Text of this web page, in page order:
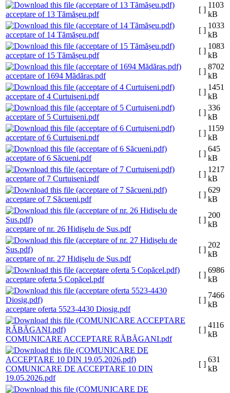
acceptare of 13 Tămășeu.pdf
[ ]
1103
kB
acceptare of 14 Tămășeu.pdf
[ ]
1033
kB
acceptare of 15 Tămășeu.pdf
[ ]
1083
kB
acceptare of 1694 Mădăras.pdf
[ ]
8702
kB
acceptare of 4 Curtuiseni.pdf
[ ]
1451
kB
acceptare of 5 Curtuiseni.pdf
[ ]
336
kB
acceptare of 6 Curtuiseni.pdf
[ ]
1159
kB
acceptare of 6 Săcueni.pdf
[ ]
645
kB
acceptare of 7 Curtuiseni.pdf
[ ]
1217
kB
acceptare of 7 Săcueni.pdf
[ ]
629
kB
acceptare of nr. 26 Hidișelu de Sus.pdf
[ ]
200
kB
acceptare of nr. 27 Hidișelu de Sus.pdf
[ ]
202
kB
acceptare oferta 5 Copăcel.pdf
[ ]
6986
kB
acceptare oferta 5523-4430 Diosig.pdf
[ ]
7466
kB
COMUNICARE ACCEPTARE RĂBĂGANI.pdf
[ ]
4116
kB
COMUNICARE DE ACCEPTARE 10 DIN
19.05.2026.pdf
[ ]
631
kB